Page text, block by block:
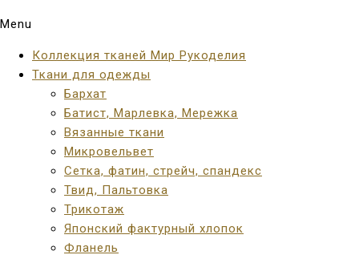
Menu
Коллекция тканей Мир Рукоделия
Ткани для одежды
Бархат
Батист, Марлевка, Мережка
Вязанные ткани
Микровельвет
Сетка, фатин, стрейч, спандекс
Твид, Пальтовка
Трикотаж
Японский фактурный хлопок
Фланель